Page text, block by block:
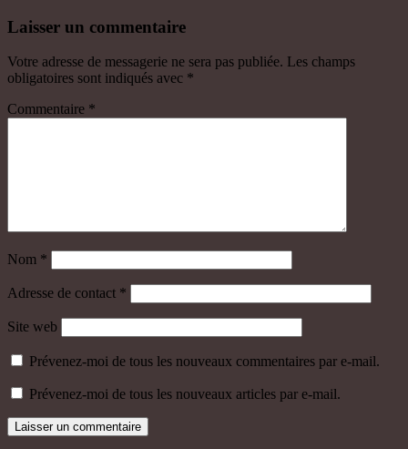
Laisser un commentaire
Votre adresse de messagerie ne sera pas publiée. Les champs
obligatoires sont indiqués avec *
Commentaire *
Nom *
Adresse de contact *
Site web
Prévenez-moi de tous les nouveaux commentaires par e-mail.
Prévenez-moi de tous les nouveaux articles par e-mail.